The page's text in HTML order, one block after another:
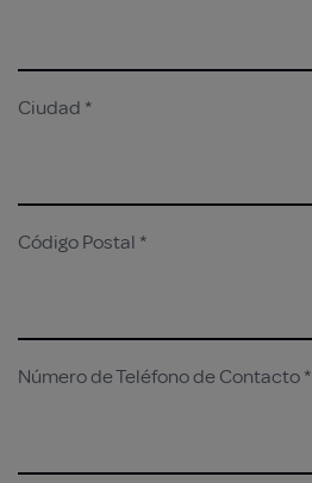
Ciudad *
Código Postal *
Número de Teléfono de Contacto *